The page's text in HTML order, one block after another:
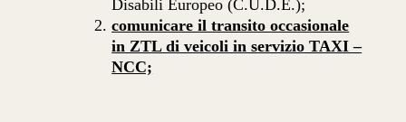
Disabili Europeo (C.U.D.E.);
comunicare il transito occasionale
in ZTL di veicoli in servizio TAXI –
NCC;